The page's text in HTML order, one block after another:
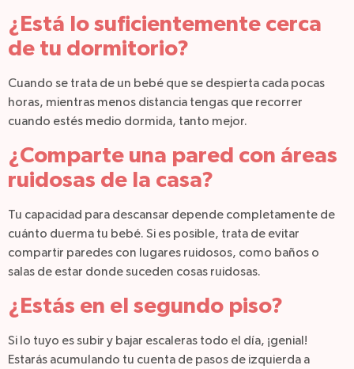
¿Está lo suficientemente cerca
de tu dormitorio?
Cuando se trata de un bebé que se despierta cada pocas
horas, mientras menos distancia tengas que recorrer
cuando estés medio dormida, tanto mejor.
¿Comparte una pared con áreas
ruidosas de la casa?
Tu capacidad para descansar depende completamente de
cuánto duerma tu bebé. Si es posible, trata de evitar
compartir paredes con lugares ruidosos, como baños o
salas de estar donde suceden cosas ruidosas.
¿Estás en el segundo piso?
Si lo tuyo es subir y bajar escaleras todo el día, ¡genial!
Estarás acumulando tu cuenta de pasos de izquierda a